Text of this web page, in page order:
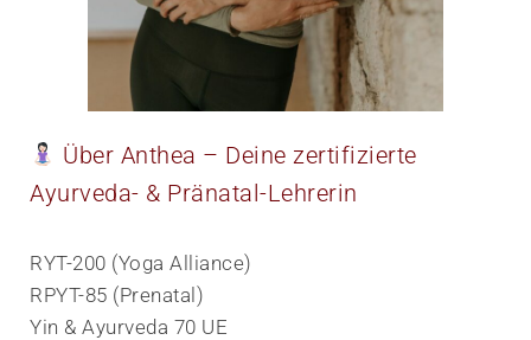
​ Über Anthea – Deine zertifizierte
Ayurveda- & Pränatal-Lehrerin
RYT-200 (Yoga Alliance)
RPYT-85 (Prenatal)
Yin & Ayurveda 70 UE